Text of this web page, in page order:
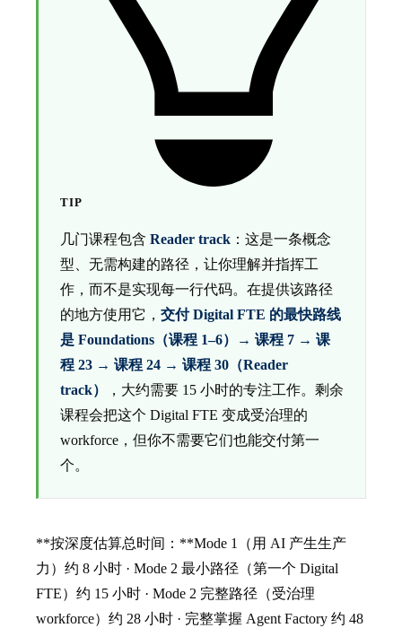
TIP
几门课程包含 Reader track ：这是一条概念
型、无需构建的路径，让你理解并指挥工
作，而不是实现每一行代码。在提供该路径
的地方使用它， 交付 Digital FTE 的最快路线
是 Foundations（课程 1–6）→ 课程 7 → 课
程 23 → 课程 24 → 课程 30（Reader
track）
，大约需要 15 小时的专注工作。剩余
课程会把这个 Digital FTE 变成受治理的
workforce，但你不需要它们也能交付第一
个。
**按深度估算总时间：**Mode 1（用 AI 产生生产
力）约 8 小时 · Mode 2 最小路径（第一个 Digital
FTE）约 15 小时 · Mode 2 完整路径（受治理
workforce）约 28 小时 · 完整掌握 Agent Factory 约 48